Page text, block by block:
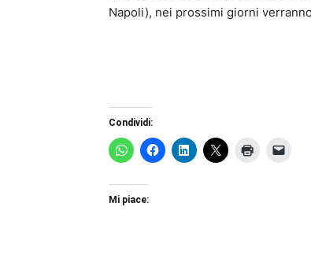
Napoli), nei prossimi giorni
Condividi:
Mi piace: